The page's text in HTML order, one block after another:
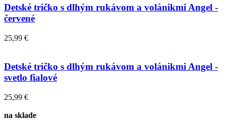
Detské tričko s dlhým rukávom a volánikmi Angel -
červené
25,99 €
Detské tričko s dlhým rukávom a volánikmi Angel -
svetlo fialové
25,99 €
na sklade